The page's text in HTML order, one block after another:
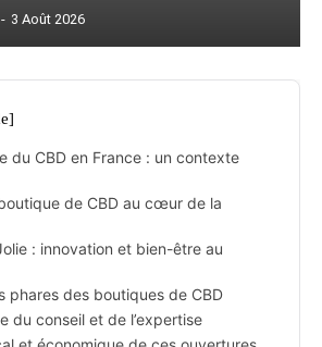
- 3 Août 2026
du CBD en France : un contexte
de CBD au cœur de la
: innovation et bien-être au
phares des boutiques de CBD
du conseil et de l’expertise